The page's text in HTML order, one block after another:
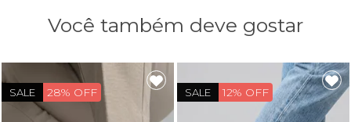
Você também deve gostar
SALE 28% OFF SALE 12% OFF